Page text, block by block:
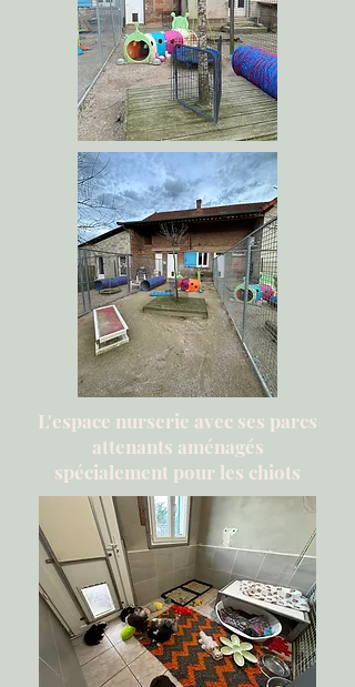
L'espace nurserie avec ses parcs
attenants aménagés
spécialement pour les chiots